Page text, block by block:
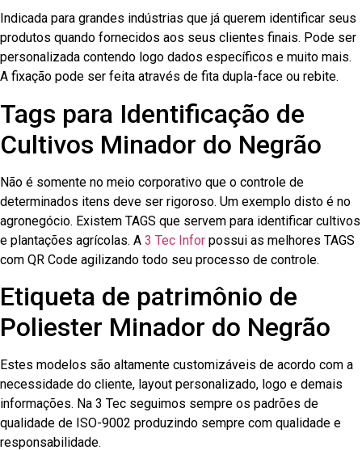
Indicada para grandes indústrias que já querem identificar seus
produtos quando fornecidos aos seus clientes finais. Pode ser
personalizada contendo logo dados específicos e muito mais.
A fixação pode ser feita através de fita dupla-face ou rebite.
Tags para Identificação de
Cultivos Minador do Negrão
Não é somente no meio corporativo que o controle de
determinados itens deve ser rigoroso. Um exemplo disto é no
agronegócio. Existem TAGS que servem para identificar cultivos
e plantações agrícolas. A 3 Tec Infor possui as melhores TAGS
com QR Code agilizando todo seu processo de controle.
Etiqueta de patrimônio de
Poliester Minador do Negrão
Estes modelos são altamente customizáveis de acordo com a
necessidade do cliente, layout personalizado, logo e demais
informações. Na 3 Tec seguimos sempre os padrões de
qualidade de ISO-9002 produzindo sempre com qualidade e
responsabilidade.